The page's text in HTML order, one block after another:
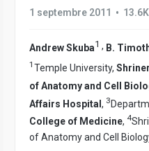
1 septembre 2011 •
Andrew Skuba1 , B.
1 Temple University,
of Anatomy and Cell
Affairs Hospital , 3
College of Medicine, 4
of Anatomy and Cell